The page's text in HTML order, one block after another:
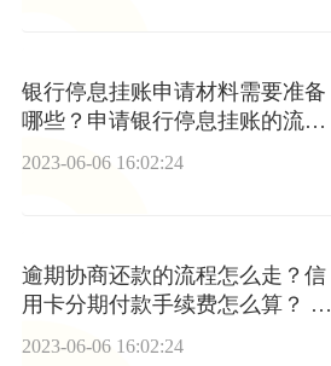
银行停息挂账申请材料需要准备
哪些？申请银行停息挂账的流程
介绍 环球新视野
2023-06-06 16:02:24
逾期协商还款的流程怎么走？信
用卡分期付款手续费怎么算？ 观
2023-06-06 16:02:24